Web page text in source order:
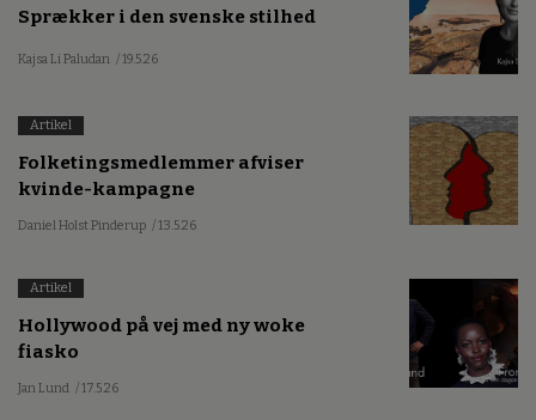
Sprækker i den svenske stilhed
Kajsa Li Paludan / 19.5.26
Artikel
Folketingsmedlemmer afviser
kvinde-kampagne
Daniel Holst Pinderup / 13.5.26
Artikel
Hollywood på vej med ny woke
fiasko
Jan Lund / 17.5.26